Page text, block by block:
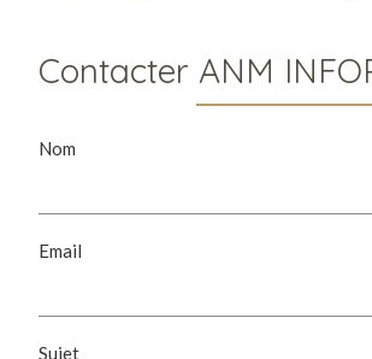
Contacter ANM
Nom
Email
Sujet